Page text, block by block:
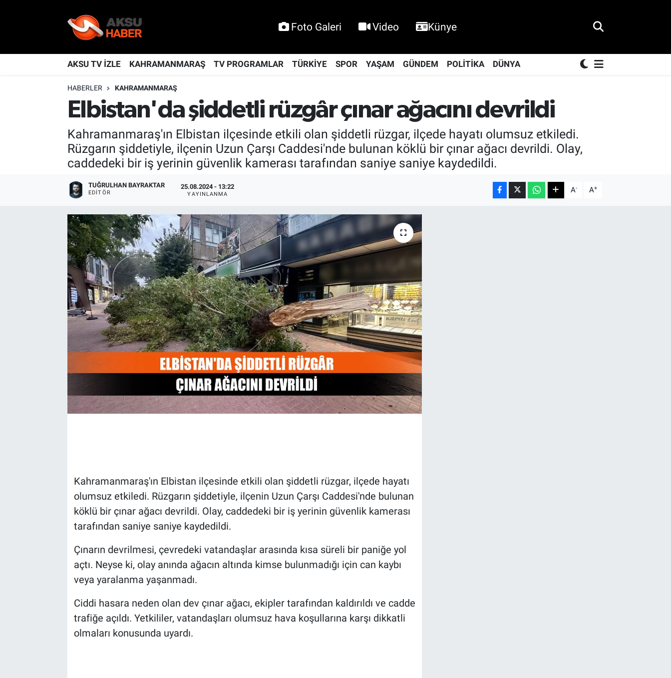
Foto Galeri Video Künye
AKSU TV İZLE KAHRAMANMARAŞ TV PROGRAMLAR TÜRKİYE SPOR YAŞAM GÜNDEM POLİTİKA DÜNYA
HABERLER KAHRAMANMARAŞ
Elbistan'da şiddetli rüzgâr çınar ağacını devrildi
Kahramanmaraş'ın Elbistan ilçesinde etkili olan şiddetli rüzgar, ilçede hayatı olumsuz etkiledi.
Rüzgarın şiddetiyle, ilçenin Uzun Çarşı Caddesi'nde bulunan köklü bir çınar ağacı devrildi. Olay,
caddedeki bir iş yerinin güvenlik kamerası tarafından saniye saniye kaydedildi.
TUĞRULHAN BAYRAKTAR
EDITÖR
25.08.2024 - 13:22
YAYINLANMA A- A+
Kahramanmaraş'ın Elbistan ilçesinde etkili olan şiddetli rüzgar, ilçede hayatı
olumsuz etkiledi. Rüzgarın şiddetiyle, ilçenin Uzun Çarşı Caddesi'nde bulunan
köklü bir çınar ağacı devrildi. Olay, caddedeki bir iş yerinin güvenlik kamerası
tarafından saniye saniye kaydedildi.
Çınarın devrilmesi, çevredeki vatandaşlar arasında kısa süreli bir paniğe yol
açtı. Neyse ki, olay anında ağacın altında kimse bulunmadığı için can kaybı
veya yaralanma yaşanmadı.
Ciddi hasara neden olan dev çınar ağacı, ekipler tarafından kaldırıldı ve cadde
trafiğe açıldı. Yetkililer, vatandaşları olumsuz hava koşullarına karşı dikkatli
olmaları konusunda uyardı.
KAHRAMANMARAŞ
KÜLTÜR-SANAT
Nöbetçi Eczaneler
Hava Durumu
Kahramanmaraş Namaz Vakitleri
Trafik Durumu
TFF 2.Lig Kırmızı Grup Puan Durumu ve Fikstür
Tüm Manşetler
Son Dakika Haberleri
Haber Arşivi